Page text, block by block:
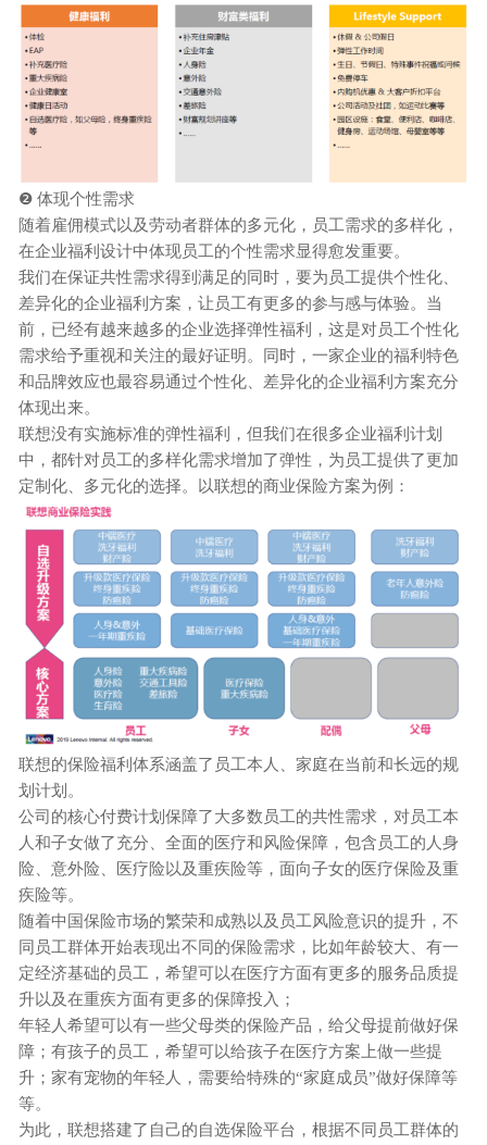
❷ 体现个性需求
随着雇佣模式以及劳动者群体的多元化，员工需求的多样化，
在企业福利设计中体现员工的个性需求显得愈发重要。
我们在保证共性需求得到满足的同时，要为员工提供个性化、
差异化的企业福利方案，让员工有更多的参与感与体验。当
前，已经有越来越多的企业选择弹性福利，这是对员工个性化
需求给予重视和关注的最好证明。同时，一家企业的福利特色
和品牌效应也最容易通过个性化、差异化的企业福利方案充分
体现出来。
联想没有实施标准的弹性福利，但我们在很多企业福利计划
中，都针对员工的多样化需求增加了弹性，为员工提供了更加
定制化、多元化的选择。以联想的商业保险方案为例：
联想的保险福利体系涵盖了员工本人、家庭在当前和长远的规
划计划。
公司的核心付费计划保障了大多数员工的共性需求，对员工本
人和子女做了充分、全面的医疗和风险保障，包含员工的人身
险、意外险、医疗险以及重疾险等，面向子女的医疗保险及重
疾险等。
随着中国保险市场的繁荣和成熟以及员工风险意识的提升，不
同员工群体开始表现出不同的保险需求，比如年龄较大、有一
定经济基础的员工，希望可以在医疗方面有更多的服务品质提
升以及在重疾方面有更多的保障投入；
年轻人希望可以有一些父母类的保险产品，给父母提前做好保
障；有孩子的员工，希望可以给孩子在医疗方案上做一些提
升；家有宠物的年轻人，需要给特殊的“家庭成员”做好保障等
等。
为此，联想搭建了自己的自选保险平台，根据不同员工群体的